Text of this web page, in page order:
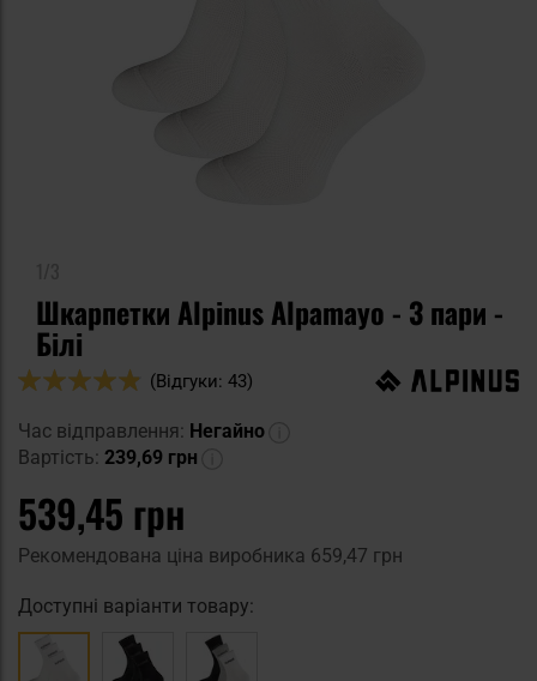
Шкарпетки Alpinus Alpamayo - 3 пари -
Білі
Оцінка:
(Відгуки: 43)
Час відправлення: Негайно
Вартість: 239,69 грн
539,45 грн
Рекомендована ціна виробника 659,47 грн
Доступні варіанти товару: